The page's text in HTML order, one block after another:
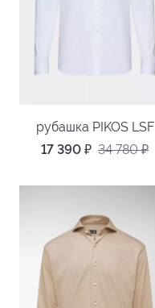
рубашка PIKOS LSF
17 390 ₽ 34 780₽